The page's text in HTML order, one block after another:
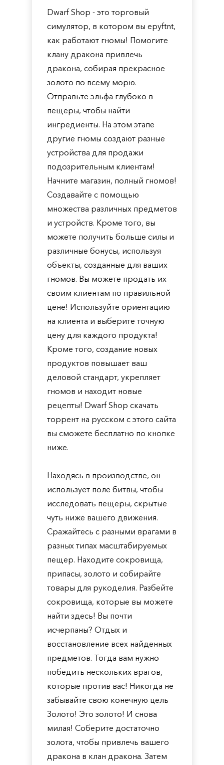
Dwarf Shop - это торговый
симулятор, в котором вы epyftnt,
как работают гномы! Помогите
клану дракона привлечь
дракона, собирая прекрасное
золото по всему морю.
Отправьте эльфа глубоко в
пещеры, чтобы найти
ингредиенты. На этом этапе
другие гномы создают разные
устройства для продажи
подозрительным клиентам!
Начните магазин, полный гномов!
Создавайте с помощью
множества различных предметов
и устройств. Кроме того, вы
можете получить больше силы и
различные бонусы, используя
объекты, созданные для ваших
гномов. Вы можете продать их
своим клиентам по правильной
цене! Используйте ориентацию
на клиента и выберите точную
цену для каждого продукта!
Кроме того, создание новых
продуктов повышает ваш
деловой стандарт, укрепляет
гномов и находит новые
рецепты! Dwarf Shop скачать
торрент на русском с этого сайта
вы сможете бесплатно по кнопке
ниже.
Находясь в производстве, он
использует поле битвы, чтобы
исследовать пещеры, скрытые
чуть ниже вашего движения.
Сражайтесь с разными врагами в
разных типах масштабируемых
пещер. Находите сокровища,
припасы, золото и собирайте
товары для рукоделия. Разбейте
сокровища, которые вы можете
найти здесь! Вы почти
исчерпаны? Отдых и
восстановление всех найденных
предметов. Тогда вам нужно
победить нескольких врагов,
которые против вас! Никогда не
забывайте свою конечную цель
Золото! Это золото! И снова
милая! Соберите достаточно
золота, чтобы привлечь вашего
дракона в клан дракона. Затем